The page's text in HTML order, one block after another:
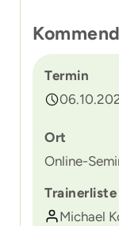
Termin
Ort
Online-
Trainerliste
Michael